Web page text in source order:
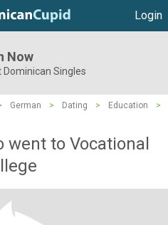
Login
Now
Dominican Singles
German > Dating > Education
>
went to Vocational